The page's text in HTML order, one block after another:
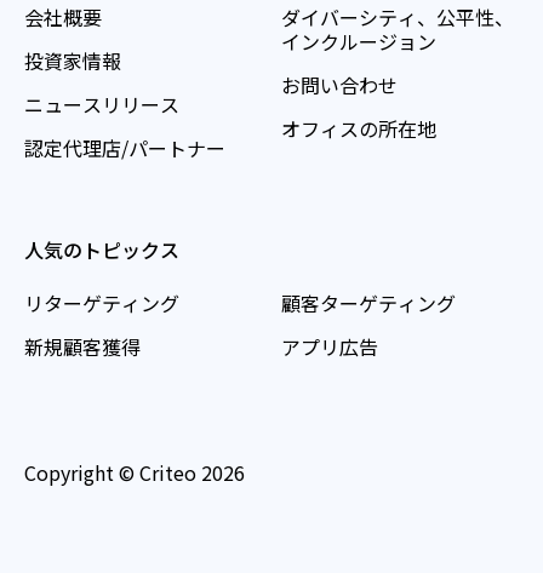
会社概要
投資家情報
ニュースリリース
認定代理店/パートナー
ダイバーシティ、公平性、
インクルージョン
お問い合わせ
オフィスの所在地
人気のトピックス
リターゲティング
新規顧客獲得
顧客ターゲティング
アプリ広告
Copyright © Criteo 2026